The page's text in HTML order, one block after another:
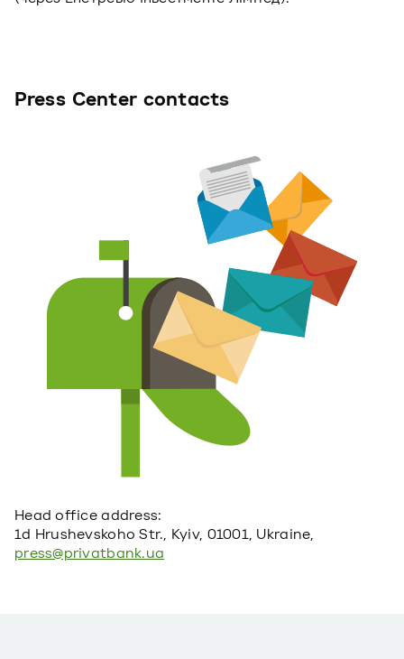
Press Center contacts
Head office address:
1d Hrushevskoho Str., Kyiv, 01001, Ukraine,
press@privatbank.ua